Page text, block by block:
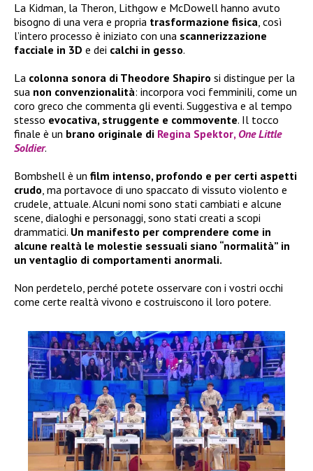
La Kidman, la Theron, Lithgow e McDowell hanno avuto
bisogno di una vera e propria trasformazione fisica, così
l’intero processo è iniziato con una scannerizzazione
facciale in 3D e dei calchi in gesso.
La colonna sonora di Theodore Shapiro si distingue per la
sua non convenzionalità: incorpora voci femminili, come un
coro greco che commenta gli eventi. Suggestiva e al tempo
stesso evocativa, struggente e commovente. Il tocco
finale è un brano originale di Regina Spektor, One Little
Soldier.
Bombshell è un film intenso, profondo e per certi aspetti
crudo, ma portavoce di uno spaccato di vissuto violento e
crudele, attuale. Alcuni nomi sono stati cambiati e alcune
scene, dialoghi e personaggi, sono stati creati a scopi
drammatici. Un manifesto per comprendere come in
alcune realtà le molestie sessuali siano “normalità” in
un ventaglio di comportamenti anormali.
Non perdetelo, perché potete osservare con i vostri occhi
come certe realtà vivono e costruiscono il loro potere.